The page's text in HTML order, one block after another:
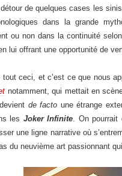
de quelques cases les
dans la grande
ou non dans la continuité
lui offrant une opportunité de
tout ceci, et c’est ce que nous
notamment, qui mettait en
de facto une étrange
les Joker Infinite . On
une ligne narrative où
du neuvième art passionnant